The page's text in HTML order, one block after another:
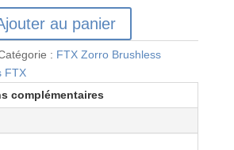
au panier
: FTX Zorro Brushless
FTX
complémentaires